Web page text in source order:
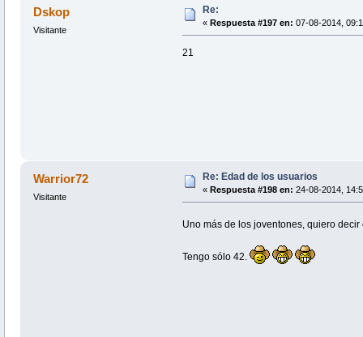
Dskop
Visitante
Re:
« Respuesta #197 en: 07-08-2014,
21
Warrior72
Visitante
Re: Edad de los usuarios
« Respuesta #198 en: 24-08-2014,
Uno más de los joventones, quiero
Tengo sólo 42.